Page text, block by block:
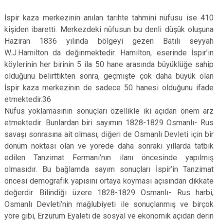
İspir kaza merkezinin anılan tarihte tahmini nüfusu ise 410
kişiden ibaretti. Merkezdeki nüfusun bu denli düşük oluşuna
Haziran 1836 yılında bölgeyi gezen Batılı seyyah
W.J.Hamilton da değinmektedir. Hamilton, eserinde İspir’in
köylerinin her birinin 5 ila 50 hane arasında büyüklüğe sahip
olduğunu belirttikten sonra, geçmişte çok daha büyük olan
İspir kaza merkezinin de sadece 50 hanesi olduğunu ifade
etmektedir.36
Nüfus yoklamasının sonuçları özellikle iki açıdan önem arz
etmektedir. Bunlardan biri sayımın 1828-1829 Osmanlı- Rus
savaşı sonrasına ait olması, diğeri de Osmanlı Devleti için bir
dönüm noktası olan ve yörede daha sonraki yıllarda tatbik
edilen Tanzimat Fermanı’nın ilanı öncesinde yapılmış
olmasıdır. Bu bağlamda sayım sonuçları İspir’in Tanzimat
öncesi demografik yapısını ortaya koyması açısından dikkate
değerdir. Bilindiği üzere 1828-1829 Osmanlı- Rus harbi,
Osmanlı Devleti’nin mağlubiyeti ile sonuçlanmış ve birçok
yöre gibi, Erzurum Eyaleti de sosyal ve ekonomik açıdan derin